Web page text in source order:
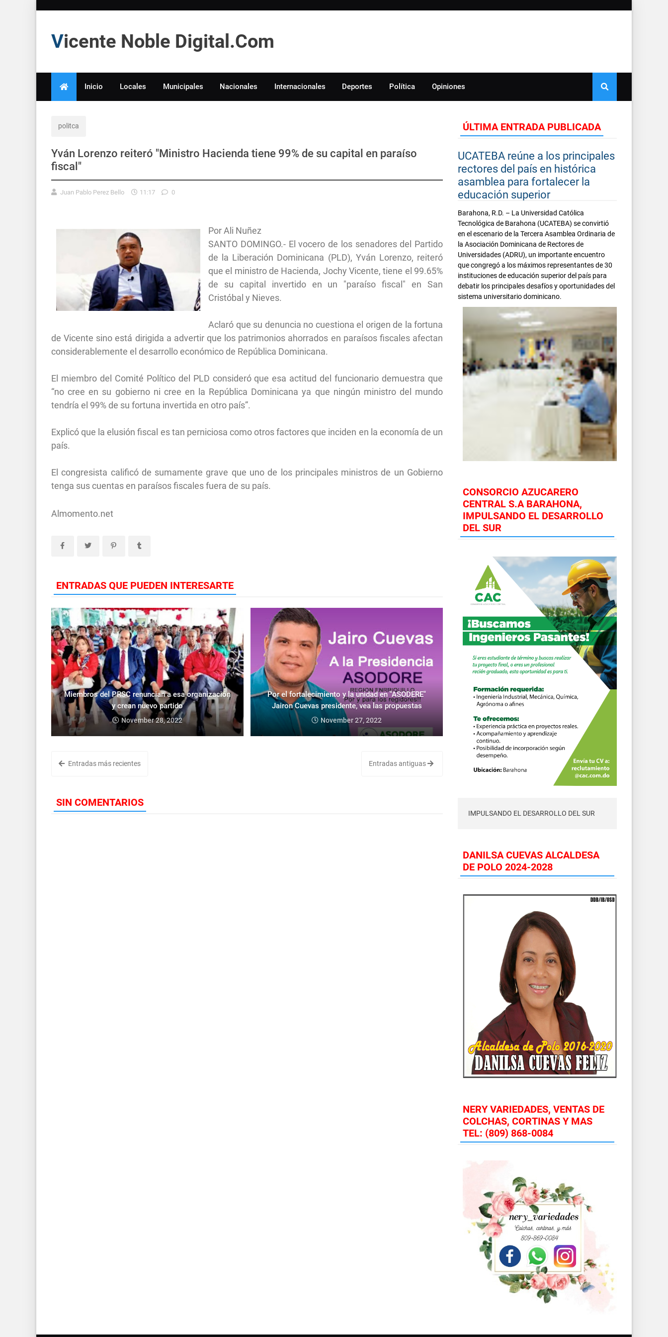
Vicente Noble Digital.Com
Inicio Locales Municipales Nacionales Internacionales Deportes Política Opiniones
politca
Yván Lorenzo reiteró "Ministro Hacienda tiene 99% de su capital en paraíso
fiscal"
Juan Pablo Perez Bello 11:17 0
Por Ali Nuñez
SANTO DOMINGO.- El vocero de los senadores del Partido
de la Liberación Dominicana (PLD), Yván Lorenzo, reiteró
que el ministro de Hacienda, Jochy Vicente, tiene el 99.65%
de su capital invertido en un "paraíso fiscal" en San
Cristóbal y Nieves.
Aclaró que su denuncia no cuestiona el origen de la fortuna
de Vicente sino está dirigida a advertir que los patrimonios ahorrados en paraísos fiscales afectan
considerablemente el desarrollo económico de República Dominicana.
El miembro del Comité Político del PLD consideró que esa actitud del funcionario demuestra que
“no cree en su gobierno ni cree en la República Dominicana ya que ningún ministro del mundo
tendría el 99% de su fortuna invertida en otro país”.
Explicó que la elusión fiscal es tan perniciosa como otros factores que inciden en la economía de un
país.
El congresista calificó de sumamente grave que uno de los principales ministros de un Gobierno
tenga sus cuentas en paraísos fiscales fuera de su país.
Almomento.net
ENTRADAS QUE PUEDEN INTERESARTE
Miembros del PRSC renuncian a esa organización
y crean nuevo partido
November 28, 2022
Por el fortalecimiento y la unidad en "ASODERE"
Jairon Cuevas presidente, vea las propuestas
November 27, 2022
Entradas más recientes Entradas antiguas
SIN COMENTARIOS
ÚLTIMA ENTRADA PUBLICADA
UCATEBA reúne a los principales
rectores del país en histórica
asamblea para fortalecer la
educación superior
Barahona, R.D. – La Universidad Católica
Tecnológica de Barahona (UCATEBA) se convirtió
en el escenario de la Tercera Asamblea Ordinaria de
la Asociación Dominicana de Rectores de
Universidades (ADRU), un importante encuentro
que congregó a los máximos representantes de 30
instituciones de educación superior del país para
debatir los principales desafíos y oportunidades del
sistema universitario dominicano.
CONSORCIO AZUCARERO
CENTRAL S.A BARAHONA,
IMPULSANDO EL DESARROLLO
DEL SUR
IMPULSANDO EL DESARROLLO DEL SUR
DANILSA CUEVAS ALCALDESA
DE POLO 2024-2028
NERY VARIEDADES, VENTAS DE
COLCHAS, CORTINAS Y MAS
TEL: (809) 868-0084